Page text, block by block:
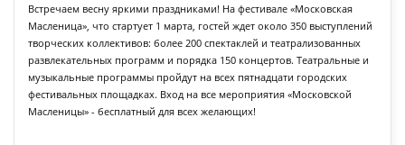
Встречаем весну яркими праздниками! На фестивале «Московская
Масленица», что стартует 1 марта, гостей ждет около 350 выступлений
творческих коллективов: более 200 спектаклей и театрализованных
развлекательных программ и порядка 150 концертов. Театральные и
музыкальные программы пройдут на всех пятнадцати городских
фестивальных площадках. Вход на все мероприятия «Московской
Масленицы» - бесплатный для всех желающих!